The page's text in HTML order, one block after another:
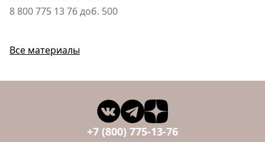
8 800 775 13 76 доб. 500
Все материалы
+7 (800) 775-13-76